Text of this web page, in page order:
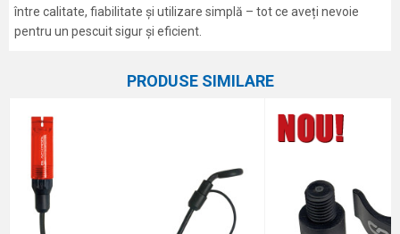
între calitate, fiabilitate și utilizare simplă – tot ce aveți nevoie
pentru un pescuit sigur și eficient.
Avertizoare electronice, swingere și
Marca
Email
Comentariu
PRODUSE SIMILARE